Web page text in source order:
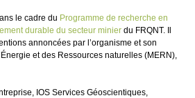
le cadre du Programme de recherche en
durable du secteur minier du FRQNT. Il
annoncées par l’organisme et son
et des Ressources naturelles (MERN),
IOS Services Géoscientiques,